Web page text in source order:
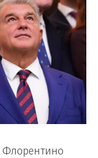
Флорентино